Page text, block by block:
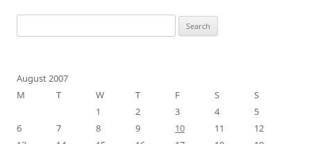
for:
August 2007
M
T W T F S
S
1
2 3 4
5
6
7 8 9 10 11
12